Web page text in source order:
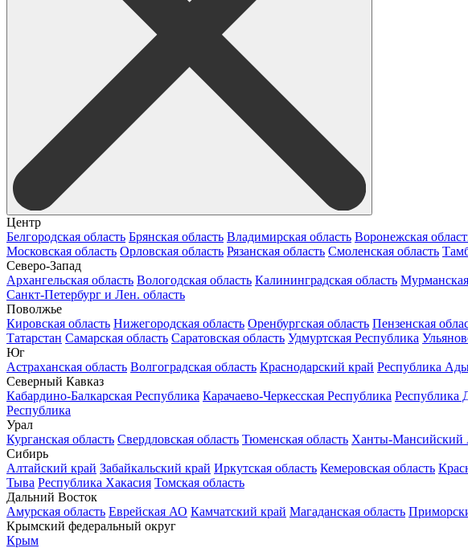
Центр
Белгородская область Брянская область Владимирская область Воронежская
Московская область Орловская область Рязанская область Смоленская область
Северо-Запад
Архангельская область Вологодская область Калининградская область
Санкт-Петербург и Лен. область
Поволжье
Кировская область Нижегородская область Оренбургская область Пензенская
Татарстан Самарская область Саратовская область Удмуртская Республика
Юг
Астраханская область Волгоградская область Краснодарский край Республика
Северный Кавказ
Кабардино-Балкарская Республика Карачаево-Черкесская Республика Республика
Республика
Урал
Курганская область Свердловская область Тюменская область Ханты-
Сибирь
Алтайский край Забайкальский край Иркутская область Кемеровская область
Тыва Республика Хакасия Томская область
Дальний Восток
Амурская область Еврейская АО Камчатский край Магаданская область
Крымский федеральный округ
Крым